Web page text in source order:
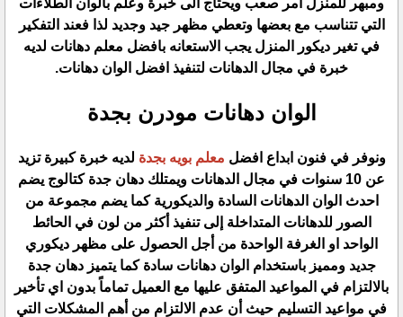
ومبهر للمنزل أمر صعب ويحتاج الى خبرة وعلم بالوان الطلاءات
التي تتناسب مع بعضها وتعطي مظهر جيد وجديد لذا فعند التفكير
في تغير ديكور المنزل يجب الاستعانه بافضل معلم دهانات لديه
خبرة في مجال الدهانات لتنفيذ افضل الوان دهانات.
الوان دهانات مودرن بجدة
ونوفر في فنون ابداع افضل معلم بويه بجدة لديه خبرة كبيرة تزيد
عن 10 سنوات في مجال الدهانات ويمتلك دهان جدة كتالوج يضم
احدث الوان الدهانات السادة والديكورية كما يضم مجموعة من
الصور للدهانات المتداخلة إلى تنفيذ أكثر من لون في الحائط
الواحد او الغرفة الواحدة من أجل الحصول على مظهر ديكوري
جديد ومميز باستخدام الوان دهانات سادة كما يتميز دهان جدة
بالالتزام في المواعيد المتفق عليها مع العميل تماماً بدون اي تأخير
في مواعيد التسليم حيث أن عدم الالتزام من أهم المشكلات التي